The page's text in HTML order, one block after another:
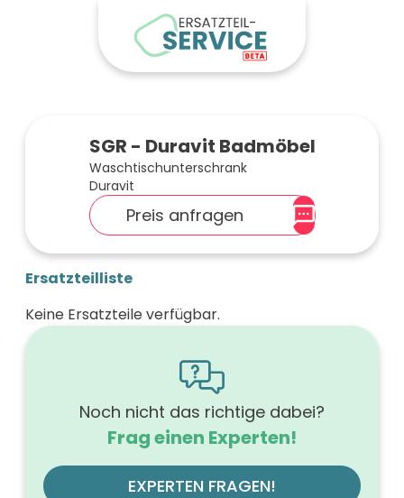
SGR - Duravit Badmöbel
Waschtischunterschrank
Duravit
Preis anfragen
Ersatzteilliste
Keine Ersatzteile verfügbar.
Noch nicht das richtige dabei?
Frag einen Experten!
EXPERTEN FRAGEN!